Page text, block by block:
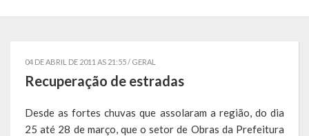
Símbolos
Governo
04 DE ABRIL DE 2011 AS 21:55 / GERAL
Recuperação de estradas
Desde as fortes chuvas que assolaram a região, do dia
25 até 28 de março, que o setor de Obras da Prefeitura